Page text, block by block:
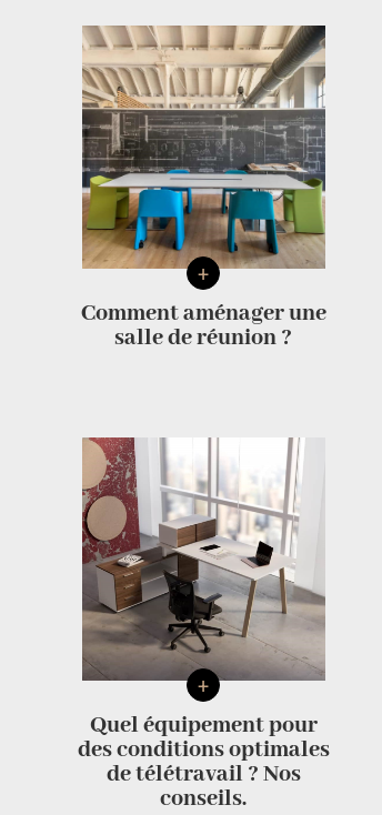
+
Comment aménager une
salle de réunion ?
+
Quel équipement pour
des conditions optimales
de télétravail ? Nos
conseils.